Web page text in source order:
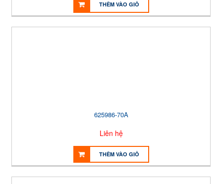
THÊM VÀO GIỎ
625986-70A
Liên hệ
THÊM VÀO GIỎ